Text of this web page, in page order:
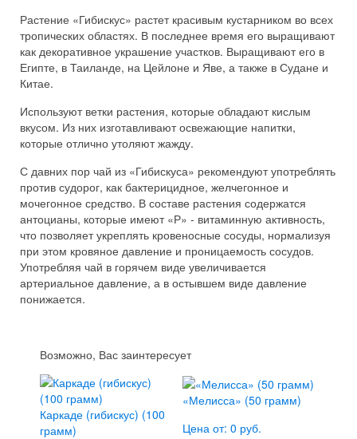
Растение «Гибискус» растет красивым кустарником во всех
тропических областях. В последнее время его выращивают
как декоративное украшение участков. Выращивают его в
Египте, в Таиланде, на Цейлоне и Яве, а также в Судане и
Китае.
Используют ветки растения, которые обладают кислым
вкусом. Из них изготавливают освежающие напитки,
которые отлично утоляют жажду.
С давних пор чай из «Гибискуса» рекомендуют употреблять
против судорог, как бактерицидное, желчегонное и
мочегонное средство. В составе растения содержатся
антоцианы, которые имеют «Р» - витаминную активность,
что позволяет укреплять кровеносные сосуды, нормализуя
при этом кровяное давление и проницаемость сосудов.
Употребляя чай в горячем виде увеличивается
артериальное давление, а в остывшем виде давление
понижается.
Возможно, Вас заинтересует
Каркаде (гибискус) (100
грамм)
«Мелисса» (50 грамм)
Цена от: 0 руб.